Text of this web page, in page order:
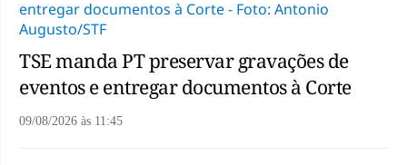
TSE manda PT preservar gravações de
eventos e entregar documentos à Corte
09/08/2026 às 11:45